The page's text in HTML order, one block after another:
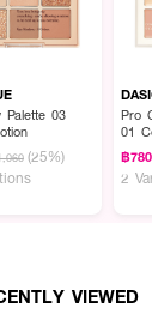
Palette 03
(25%)
Pro
01
฿780
2
VIEWED